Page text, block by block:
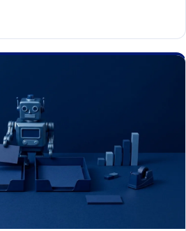
cuando el alcance pagado falla.